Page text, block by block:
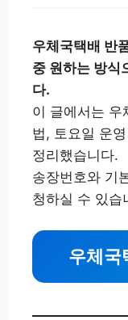
우체국택배 반
중 원하는 방식
다.
이 글에서는 우
법, 토요일 운
정리했습니다.
송장번호와 기
청하실 수 있습
우체국